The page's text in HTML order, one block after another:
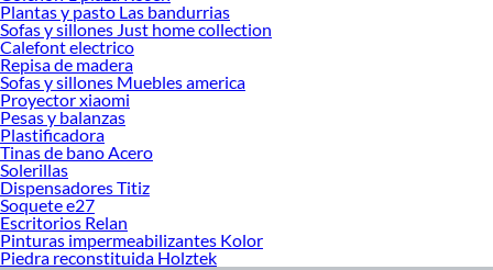
Plantas y pasto Las bandurrias
Sofas y sillones Just home collection
Calefont electrico
Repisa de madera
Sofas y sillones Muebles america
Proyector xiaomi
Pesas y balanzas
Plastificadora
Tinas de bano Acero
Solerillas
Dispensadores Titiz
Soquete e27
Escritorios Relan
Pinturas impermeabilizantes Kolor
Piedra reconstituida Holztek